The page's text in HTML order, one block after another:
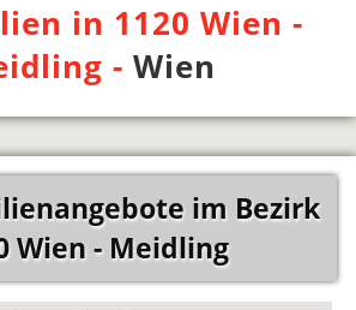
in 1120 Wien -
- Wien
im Bezirk
Wien - Meidling